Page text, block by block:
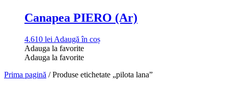
Canapea PIERO (Ar)
4.610 lei Adaugă în coș
Adauga la favorite
Adauga la favorite
Prima pagină / Produse etichetate „pilota lana”